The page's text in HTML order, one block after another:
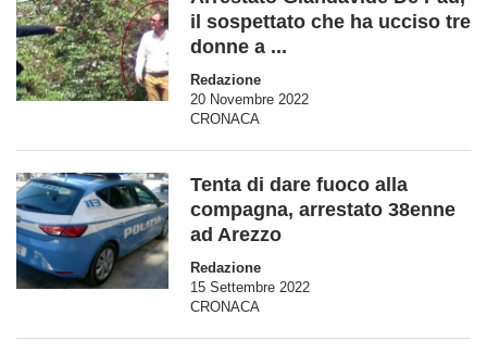
il sospettato che ha ucciso tre
donne a ...
Redazione
20 Novembre 2022
CRONACA
Tenta di dare fuoco alla
compagna, arrestato 38enne
ad Arezzo
Redazione
15 Settembre 2022
CRONACA